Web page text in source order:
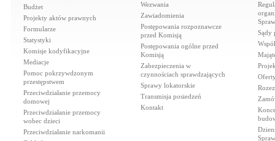
Budżet
Projekty aktów prawnych
Formularze
Statystyki
Komisje kodyfikacyjne
Mediacje
Pomoc pokrzywdzonym
przestępstwem
Przeciwdziałanie przemocy
domowej
Przeciwdziałanie przemocy
wobec dzieci
Przeciwdziałanie narkomanii
Wezwania
Zawiadomienia
Postępowania rozpoznawcze
przed Komisją
Postępowania ogólne przed
Komisją
Zabezpieczenia w
czynnościach sprawdzających
Sprawy lokatorskie
Transmisja posiedzeń
Kontakt
Sądy